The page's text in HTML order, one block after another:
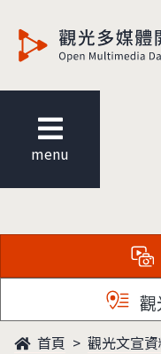
menu
首頁 觀光文宣